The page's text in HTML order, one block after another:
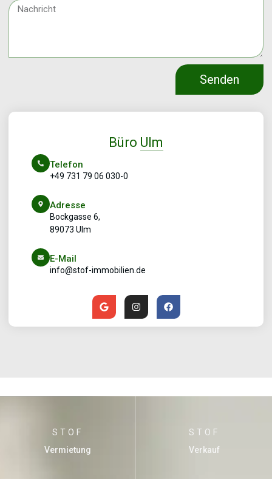
Senden
Büro Ulm
Telefon
+49 731 79 06 030-0
Adresse
Bockgasse 6,
89073 Ulm
E-Mail
info@stof-immobilien.de
STOF
Vermietung
STOF
Verkauf